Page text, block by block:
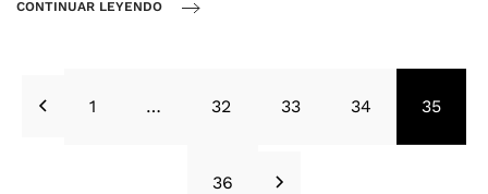
CONTINUAR LEYENDO
1 … 32 33 34 35
36